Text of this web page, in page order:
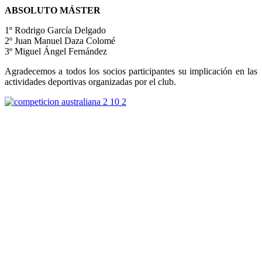
ABSOLUTO MÁSTER
1º Rodrigo García Delgado
2º Juan Manuel Daza Colomé
3º Miguel Ángel Fernández
Agradecemos a todos los socios participantes su implicación en las
actividades deportivas organizadas por el club.